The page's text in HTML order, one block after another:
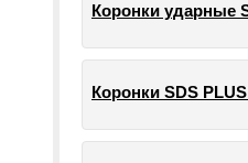
Коронки ударные
Коронки SDS